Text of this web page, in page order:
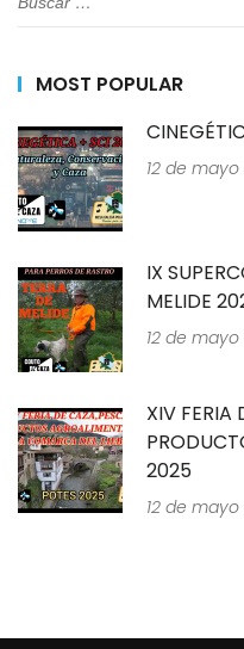
MOST POPULAR
12 de
IX
MELIDE
12 de
XIV FERIA
2025
12 de